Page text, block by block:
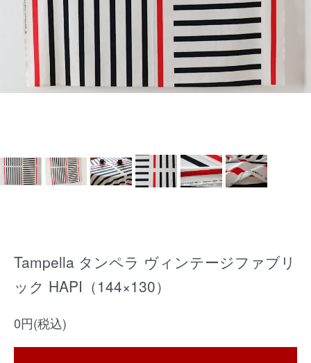
Tampella タンペラ ヴィンテージファブリ
ック HAPI（144×130）
0円(税込)